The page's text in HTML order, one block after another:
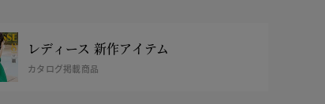
レディース 新作アイテム
カタログ掲載商品